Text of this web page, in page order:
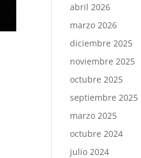
abril 2026
marzo 2026
diciembre 2025
noviembre 2025
octubre 2025
septiembre 2025
marzo 2025
octubre 2024
julio 2024